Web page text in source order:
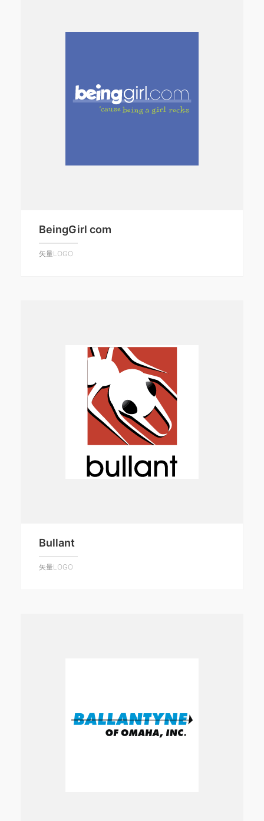
BeingGirl com
矢量LOGO
Bullant
矢量LOGO